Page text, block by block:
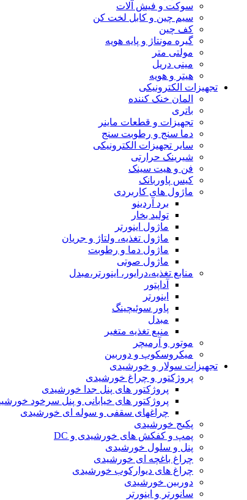
سوکت و فیش آلات
سیم چین و کابل لخت کن
کف چین
گیره مونتاژ و پایه هویه
مولتی متر
مینی دریل
هیتر و هویه
تجهیزات الکترونیکی
المان خنک کننده
باتری
تجهیزات و قطعات ماینر
دما سنج و رطوبت سنج
سایر تجهیزات الکترونیکی
شیرینک حرارتی
فن و هیت سینک
کیس پاوربانک
ماژول های کاربردی
برد آردینو
تولید بخار
ماژول اینورتر
ماژول تغذیه، ولتاژ و جریان
ماژول دما و رطوبت
ماژول صوتی
منابع تغذیه،درایور، اینورتر،مبدل
آداپتور
اینورتر
پاور سوئیچینگ
مبدل
منبع تغذیه متغیر
موتور و آرمیچر
میکروسکوپ و دوربین
تجهیزات سولار و خورشیدی
پروژکتور و چراغ خورشیدی
پروژکتور های پنل جدا خورشیدی
پروژکتور های خیابانی و پنل سرخود
چراغهای سقفی و سوله ای خورشیدی
پکیج خورشیدی
پمپ و کفکش های خورشیدی و DC
پنل و سلول خورشیدی
چراغ باغچه ای خورشیدی
چراغ های دیوارکوب خورشیدی
دوربین خورشیدی
سانورتر و اینورتر